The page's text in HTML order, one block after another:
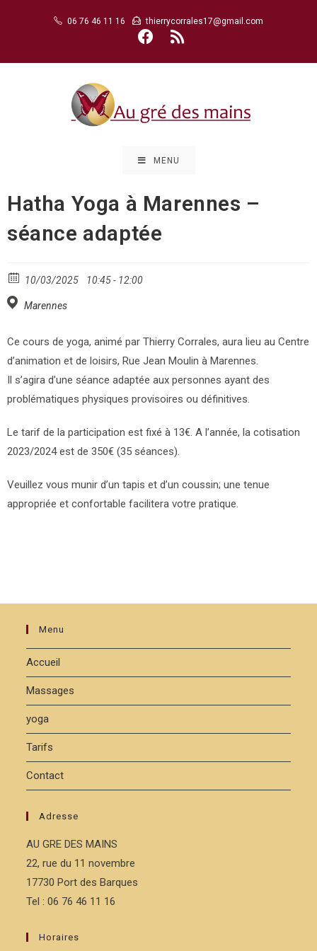
06 76 46 11 16 thierrycorrales17@gmail.com
MENU
Hatha Yoga à Marennes –
séance adaptée
10/03/2025 10:45 - 12:00
Marennes
Ce cours de yoga, animé par Thierry Corrales, aura lieu au Centre
d’animation et de loisirs, Rue Jean Moulin à Marennes.
Il s’agira d’une séance adaptée aux personnes ayant des
problématiques physiques provisoires ou définitives.
Le tarif de la participation est fixé à 13€. A l’année, la cotisation
2023/2024 est de 350€ (35 séances).
Veuillez vous munir d’un tapis et d’un coussin; une tenue
appropriée et confortable facilitera votre pratique.
Menu
Accueil
Massages
yoga
Tarifs
Contact
Adresse
AU GRE DES MAINS
22, rue du 11 novembre
17730 Port des Barques
Tel : 06 76 46 11 16
Horaires